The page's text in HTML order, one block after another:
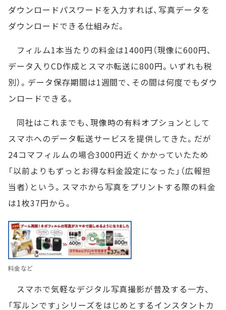
ダウンロードパスワードを入力すれば、写真データを
ダウンロードできる仕組みだ。
フィルム1本当たりの料金は1400円（現像に600円、
データ入りCD作成とスマホ転送に800円。いずれも税
別）。データ保存期間は1週間で、その間は何度でもダウ
ンロードできる。
同社はこれまでも、現像時の有料オプションとして
スマホへのデータ転送サービスを提供してきた。だが
24コマフィルムの場合3000円近くかかっていたため
「以前よりもずっとお得な料金設定になった」（広報担
当者）という。スマホから写真をプリントする際の料金
は1枚37円から。
料金など
スマホで気軽なデジタル写真撮影が普及する一方、
「写ルンです」シリーズをはじめとするインスタントカ